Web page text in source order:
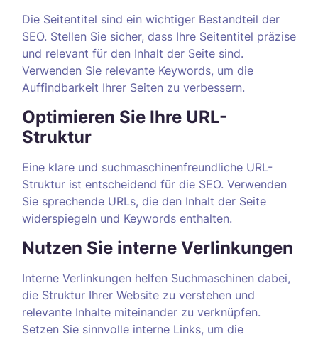
Die Seitentitel sind ein wichtiger Bestandteil der
SEO. Stellen Sie sicher, dass Ihre Seitentitel präzise
und relevant für den Inhalt der Seite sind.
Verwenden Sie relevante Keywords, um die
Auffindbarkeit Ihrer Seiten zu verbessern.
Optimieren Sie Ihre URL-
Struktur
Eine klare und suchmaschinenfreundliche URL-
Struktur ist entscheidend für die SEO. Verwenden
Sie sprechende URLs, die den Inhalt der Seite
widerspiegeln und Keywords enthalten.
Nutzen Sie interne Verlinkungen
Interne Verlinkungen helfen Suchmaschinen dabei,
die Struktur Ihrer Website zu verstehen und
relevante Inhalte miteinander zu verknüpfen.
Setzen Sie sinnvolle interne Links, um die